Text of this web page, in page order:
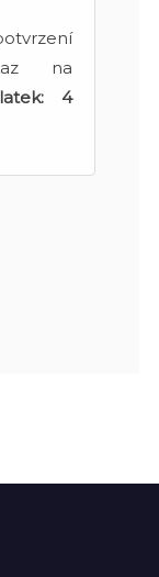
na
4